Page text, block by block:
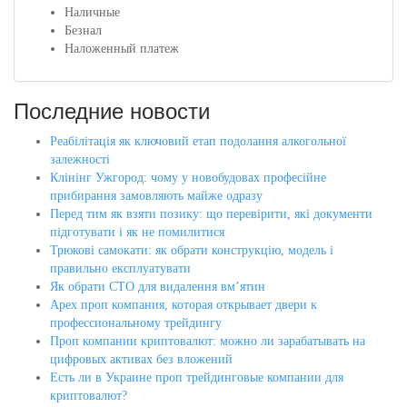
Наличные
Безнал
Наложенный платеж
Последние новости
Реабілітація як ключовий етап подолання алкогольної
залежності
Клінінг Ужгород: чому у новобудовах професійне
прибирання замовляють майже одразу
Перед тим як взяти позику: що перевірити, які документи
підготувати і як не помилитися
Трюкові самокати: як обрати конструкцію, модель і
правильно експлуатувати
Як обрати СТО для видалення вм’ятин
Apex проп компания, которая открывает двери к
профессиональному трейдингу
Проп компании криптовалют: можно ли зарабатывать на
цифровых активах без вложений
Есть ли в Украине проп трейдинговые компании для
криптовалют?